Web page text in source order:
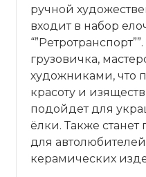
ручной
входит в набор
грузовичка,
художниками, что
красоту и
подойдет для
ёлки. Также
для
керамических